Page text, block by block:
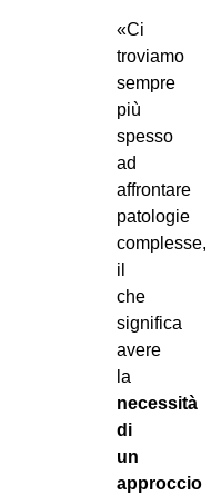
«Ci
troviamo
sempre
più
spesso
ad
affrontare
patologie
complesse,
il
che
significa
avere
la
necessità
di
un
approccio